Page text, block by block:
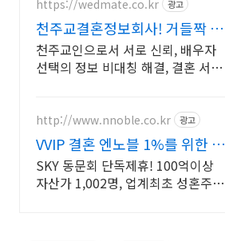
https://wedmate.co.kr 광고
천주교결혼정보회사! 거들짝 이
상형 프로필 무료 받아보기
천주교인으로서 서로 신뢰, 배우자
선택의 정보 비대칭 해결, 결혼 서비
http://www.nnoble.co.kr 광고
VVIP 결혼 엔노블 1%를 위한 상
류층 결정사
SKY 동문회 단독제휴! 100억이상
자산가 1,002명, 업계최초 성혼주의